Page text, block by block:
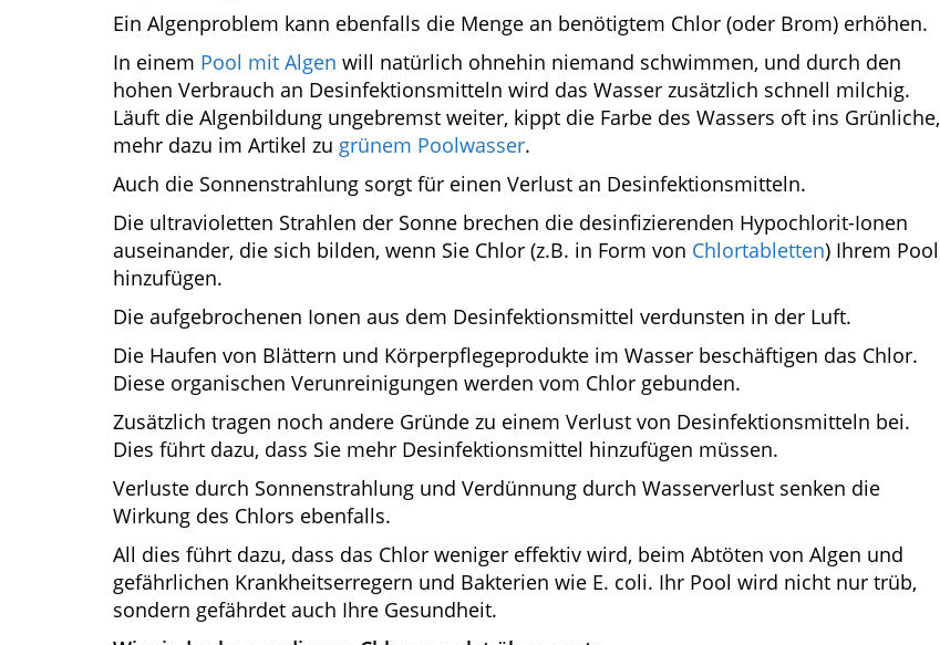
Ein Algenproblem kann ebenfalls die Menge an benötigtem Chlor (oder Brom) erhöhen.
In einem Pool mit Algen will natürlich ohnehin niemand schwimmen, und durch den
hohen Verbrauch an Desinfektionsmitteln wird das Wasser zusätzlich schnell milchig.
Läuft die Algenbildung ungebremst weiter, kippt die Farbe des Wassers oft ins Grünliche,
mehr dazu im Artikel zu grünem Poolwasser.
Auch die Sonnenstrahlung sorgt für einen Verlust an Desinfektionsmitteln.
Die ultravioletten Strahlen der Sonne brechen die desinfizierenden Hypochlorit-Ionen
auseinander, die sich bilden, wenn Sie Chlor (z.B. in Form von Chlortabletten) Ihrem Pool
hinzufügen.
Die aufgebrochenen Ionen aus dem Desinfektionsmittel verdunsten in der Luft.
Die Haufen von Blättern und Körperpflegeprodukte im Wasser beschäftigen das Chlor.
Diese organischen Verunreinigungen werden vom Chlor gebunden.
Zusätzlich tragen noch andere Gründe zu einem Verlust von Desinfektionsmitteln bei.
Dies führt dazu, dass Sie mehr Desinfektionsmittel hinzufügen müssen.
Verluste durch Sonnenstrahlung und Verdünnung durch Wasserverlust senken die
Wirkung des Chlors ebenfalls.
All dies führt dazu, dass das Chlor weniger effektiv wird, beim Abtöten von Algen und
gefährlichen Krankheitserregern und Bakterien wie E. coli. Ihr Pool wird nicht nur trüb,
sondern gefährdet auch Ihre Gesundheit.